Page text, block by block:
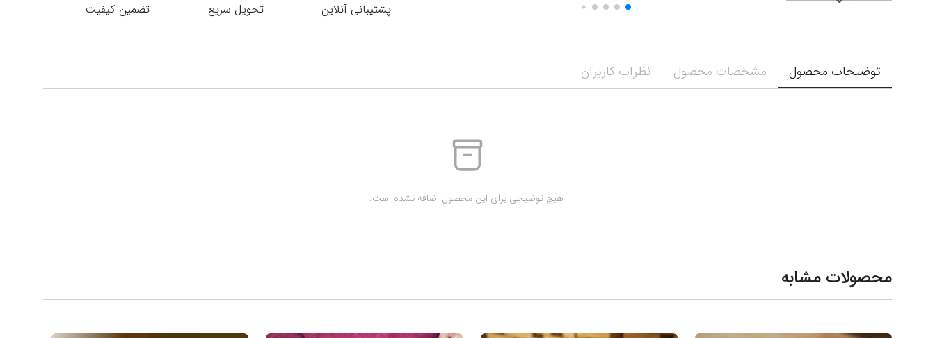
پشتیبانی آنلاین تحویل سریع تضمین کیفیت
توضیحات محصول مشخصات محصول نظرات کاربران
محصولات مشابه